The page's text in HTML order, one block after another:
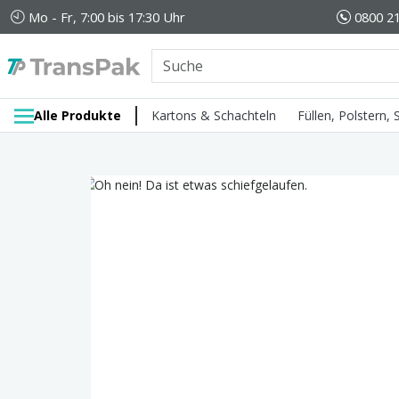
Mo - Fr, 7:00 bis 17:30 Uhr 0800
Alle Produkte Kartons & Schachteln Füllen, Polstern,